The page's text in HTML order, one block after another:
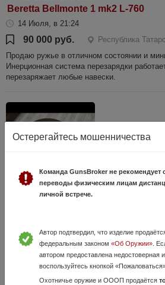
Beretta Bellmonte 1 mk2 L-760
14 Июля, в 21:24
90 000 руб.
Республика
Продаю ружье в отличном состоянии и
Инерционная система перезарядки
перезаряжает любые навески.
200 000 руб.
Республика
Вепрь КМ 136 7.62х39 Полный комплект
номерах. Коллекционное состояние .(без
цинка в комплекте. Продажа осмотр
наличии со...
Остерегайтесь мошенничества
Команда GunsBroker не рекомендует
переводы физическим лицам
личной встрече.
Автор подтвердил, что изделие
федеральным законом «Об Оружии».
автором предоставлена
воспользуйтесь кнопкой
Охотничье оружие и ОООП продаётся